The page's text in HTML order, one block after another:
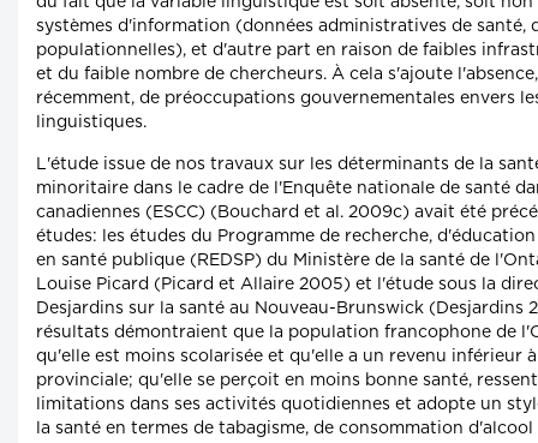
systèmes d'information (données administratives de santé,
populationnelles), et d'autre part en raison de faibles
et du faible nombre de chercheurs. À cela s'ajoute
récemment, de préoccupations gouvernementales envers
linguistiques.
L'étude issue de nos travaux sur les déterminants de la
minoritaire dans le cadre de l'Enquête nationale de santé
canadiennes (ESCC) (Bouchard et al. 2009c) avait été
études: les études du Programme de recherche,
en santé publique (REDSP) du Ministère de la santé de
Louise Picard (Picard et Allaire 2005) et l'étude sous la
Desjardins sur la santé au Nouveau-Brunswick (Desjardins
résultats démontraient que la population francophone de
qu'elle est moins scolarisée et qu'elle a un revenu inférieur
provinciale; qu'elle se perçoit en moins bonne santé,
limitations dans ses activités quotidiennes et adopte un
la santé en termes de tabagisme, de consommation